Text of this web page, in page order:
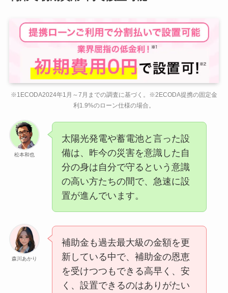
※1ECODA2024年1月～7月までの調査に基づく。※2ECODA提携の固定金
利1.9%のローン仕様の場合。
松本和也
太陽光発電や蓄電池と言った設
備は、昨今の災害を意識した自
分の身は自分で守るという意識
の高い方たちの間で、急速に設
置が進んでいます。
森川あかり
補助金も過去最大級の金額を更
新している中で、補助金の恩恵
を受けつつもできる高早く、安
く、設置できるのはありがたい